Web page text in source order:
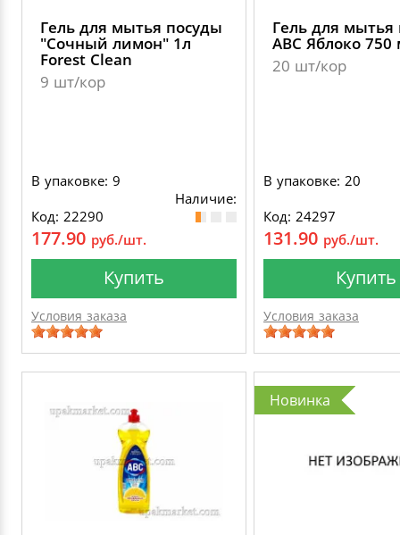
Гель для мытья посуды
"Сочный лимон" 1л
Forest Clean
9 шт/кор
В упаковке: 9
Наличие:
Код: 22290
177.90 руб./шт.
Купить
Условия заказа
Гель для мытья
АВС Яблоко 750
20 шт/кор
В упаковке: 20
Код: 24297
131.90 руб./шт.
Купить
Условия заказа
Новинка